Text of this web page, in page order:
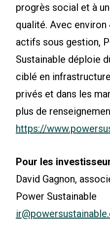
progrès social et à
qualité. Avec environ
actifs sous gestion,
Sustainable déploie
ciblé en
privés et dans les
plus de
https://
Pour les
David Gagnon,
Power Sustainable